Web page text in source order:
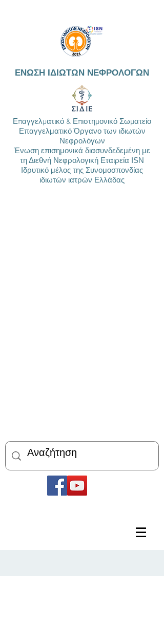
ΕΝΩΣΗ ΙΔΙΩΤΩΝ ΝΕΦΡΟΛΟΓΩΝ
Επαγγελματικό & Επιστημονικό Σωματείο
Επαγγελματικό Όργανο των ιδιωτών
Νεφρολόγων
Ένωση επισημονικά διασυνδεδεμένη με
τη Διεθνή Νεφρολογική Εταιρεία ISN
Ιδρυτικό μέλος της Συνομοσπονδίας
ιδιωτών ιατρών Ελλάδας